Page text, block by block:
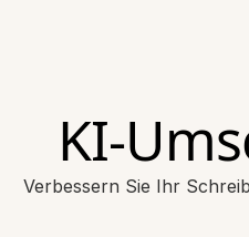
KI-
Verbessern Sie Ihr